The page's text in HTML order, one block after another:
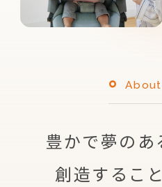
豊かで夢のあ
創造するこ